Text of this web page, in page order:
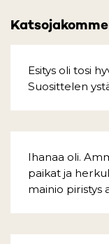
Esitys oli tosi
Suosittelen
Ihanaa oli.
paikat ja
mainio piristys